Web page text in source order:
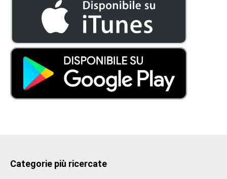
Categorie più ricercate